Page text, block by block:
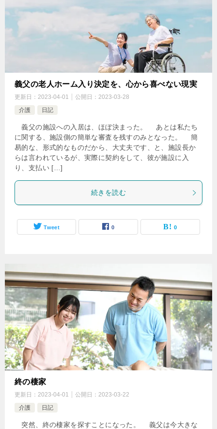
義父の老人ホーム入り決定を、心から喜べない現実
更新日： 2023-04-01 公開日： 2023-03-28
介護
日記
義父の施設への入居は、ほぼ決まった。 あとは私たち
に関する、施設側の簡単な審査を残すのみとなった。 簡
易的な、形式的なものだから、大丈夫です、と、施設長か
らは言われているが、実際に契約をして、彼が施設に入
り、支払い […]
続きを読む
Tweet 0 0
終の棲家
更新日： 2023-04-01 公開日： 2023-03-22
介護
日記
突然、終の棲家を探すことになった。 義父は今大きな